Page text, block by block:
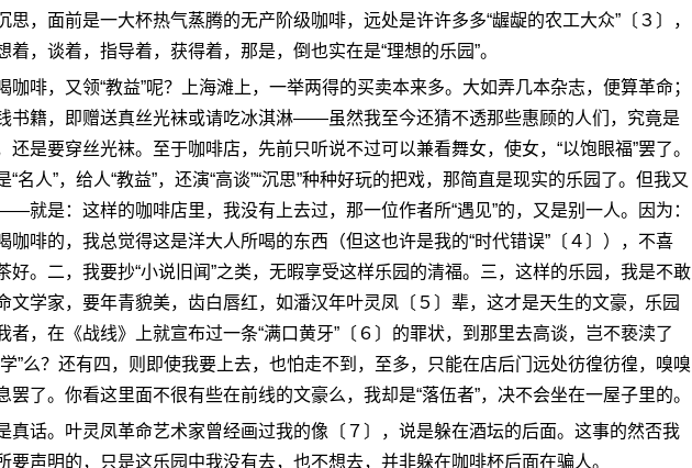
思，面前是一大杯热气蒸腾的无产阶级咖啡，远处是许许多多“龌龊的农工大众”〔３〕，
着，谈着，指导着，获得着，那是，倒也实在是“理想的乐园”。
，又领“教益”呢？上海滩上，一举两得的买卖本来多。大如弄几本杂志，便算革命；
书籍，即赠送真丝光袜或请吃冰淇淋——虽然我至今还猜不透那些惠顾的人们，究竟是
还是要穿丝光袜。至于咖啡店，先前只听说不过可以兼看舞女，使女，“以饱眼福”罢了。
“名人”，给人“教益”，还演“高谈”“沉思”种种好玩的把戏，那简直是现实的乐园了。但我又
就是：这样的咖啡店里，我没有上去过，那一位作者所“遇见”的，又是别一人。因为：
咖啡的，我总觉得这是洋大人所喝的东西（但这也许是我的“时代错误”〔４〕），不喜
好。二，我要抄“小说旧闻”之类，无暇享受这样乐园的清福。三，这样的乐园，我是不敢
文学家，要年青貌美，齿白唇红，如潘汉年叶灵凤〔５〕辈，这才是天生的文豪，乐园
者，在《战线》上就宣布过一条“满口黄牙”〔６〕的罪状，到那里去高谈，岂不亵渎了
”么？还有四，则即使我要上去，也怕走不到，至多，只能在店后门远处彷徨彷徨，嗅嗅
罢了。你看这里面不很有些在前线的文豪么，我却是“落伍者”，决不会坐在一屋子里的。
话。叶灵凤革命艺术家曾经画过我的像〔７〕，说是躲在酒坛的后面。这事的然否我
要声明的，只是这乐园中我没有去，也不想去，并非躲在咖啡杯后面在骗人。